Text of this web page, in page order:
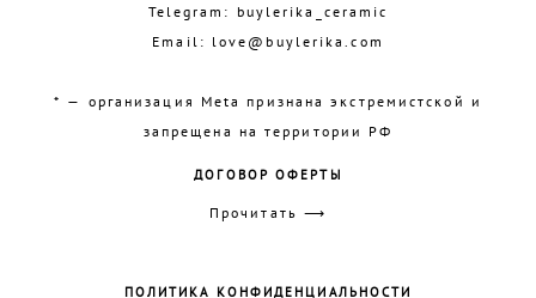
Telegram: buylerika_ceramic
Email: love@buylerika.com
* — организация Meta признана экстремистской и
запрещена на территории РФ
ДОГОВОР ОФЕРТЫ
Прочитать ⟶
ПОЛИТИКА КОНФИДЕНЦИАЛЬНОСТИ